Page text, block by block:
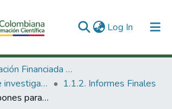
Log In (current)
1. Investigación Financiada con Recursos Públicos
1.1 Productos de investigación
1.1.2. Informes Finales
Selección de carbones para la aplicación del combustible "tipo CCTA" en hornos de cerámica dentro de esquemas de producción limpia y uso racional de energía - Departamento de Boyacá, Santander y Norte de Santander